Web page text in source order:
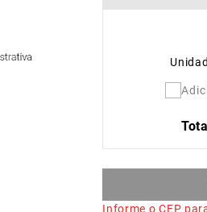
Informe o CEP